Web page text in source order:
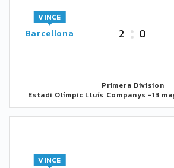
Barcellona
VINCE
2 0
Primera Division
Estadi Olímpic Lluís Companys -13
VINCE